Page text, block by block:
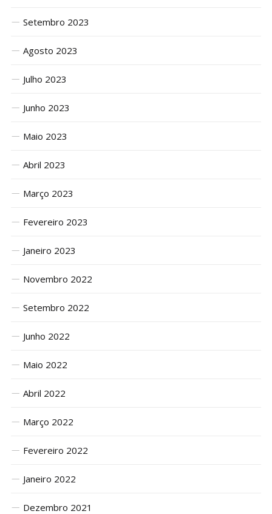
Setembro 2023
Agosto 2023
Julho 2023
Junho 2023
Maio 2023
Abril 2023
Março 2023
Fevereiro 2023
Janeiro 2023
Novembro 2022
Setembro 2022
Junho 2022
Maio 2022
Abril 2022
Março 2022
Fevereiro 2022
Janeiro 2022
Dezembro 2021